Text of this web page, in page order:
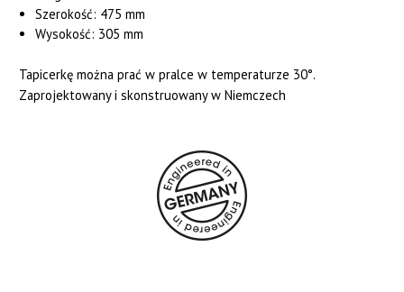
Szerokość: 475 mm
Wysokość: 305 mm
Tapicerkę można prać w pralce w temperaturze 30°.
Zaprojektowany i skonstruowany w Niemczech